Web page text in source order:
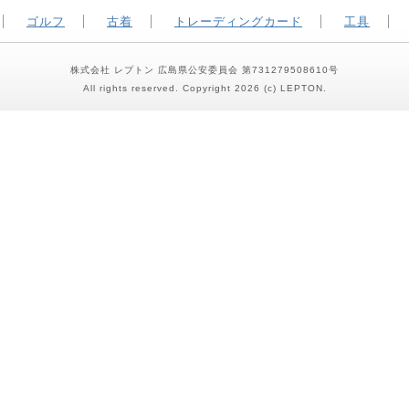
ゴルフ 古着 トレーディングカード 工具
株式会社 レプトン 広島県公安委員会 第731279508610号
All rights reserved. Copyright 2026 (c) LEPTON.